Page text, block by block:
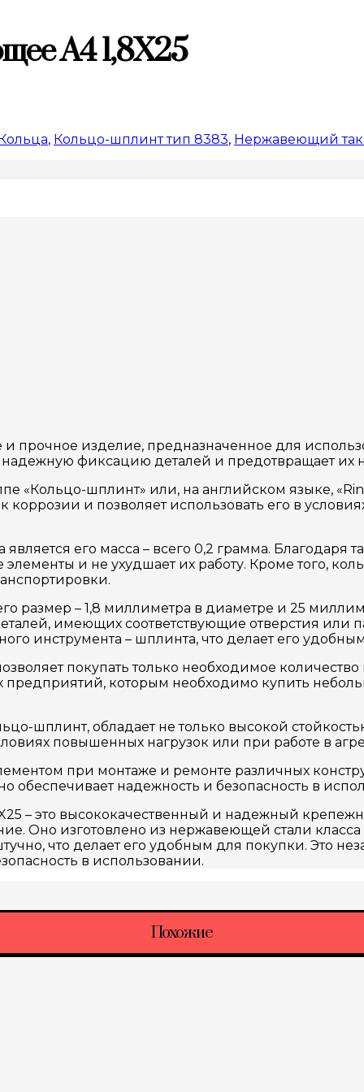
A4 1,8X25
, Кольцо-шплинт тип 8383, Нержавеющий
прочное изделие, предназначенное для
фиксацию деталей и предотвращает
«Кольцо-шплинт» или, на английском языке,
к коррозии и позволяет использовать его в
его масса – всего 0,2 грамма. Благодаря
и не ухудшает их работу. Кроме того,
размер – 1,8 миллиметра в диаметре и 25
имеющих соответствующие отверстия или
инструмента – шплинта, что делает его
покупать только необходимое
которым необходимо купить
шплинт, обладает не только высокой
повышенных нагрузок или при работе в
при монтаже и ремонте различных
обеспечивает надежность и безопасность в
– это высококачественный и надежный
Оно изготовлено из нержавеющей стали
что делает его удобным для покупки. Это
в использовании.
Похожие